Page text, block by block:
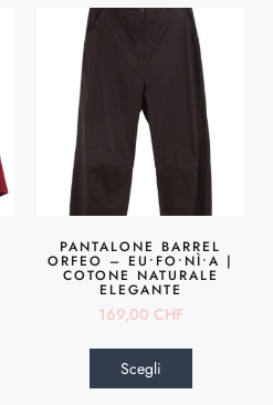
PANTALONE BARREL
ORFEO – EU•FO•NÌ•A |
COTONE NATURALE
ELEGANTE
169,00 CHF
Scegli